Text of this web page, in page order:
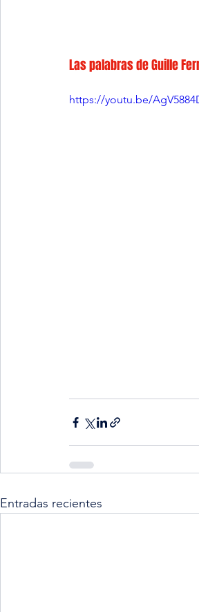
Las palabras de Guille
https://youtu.be/
Entradas recientes